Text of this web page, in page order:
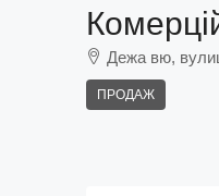
Дежа вю,
ПРОДАЖ